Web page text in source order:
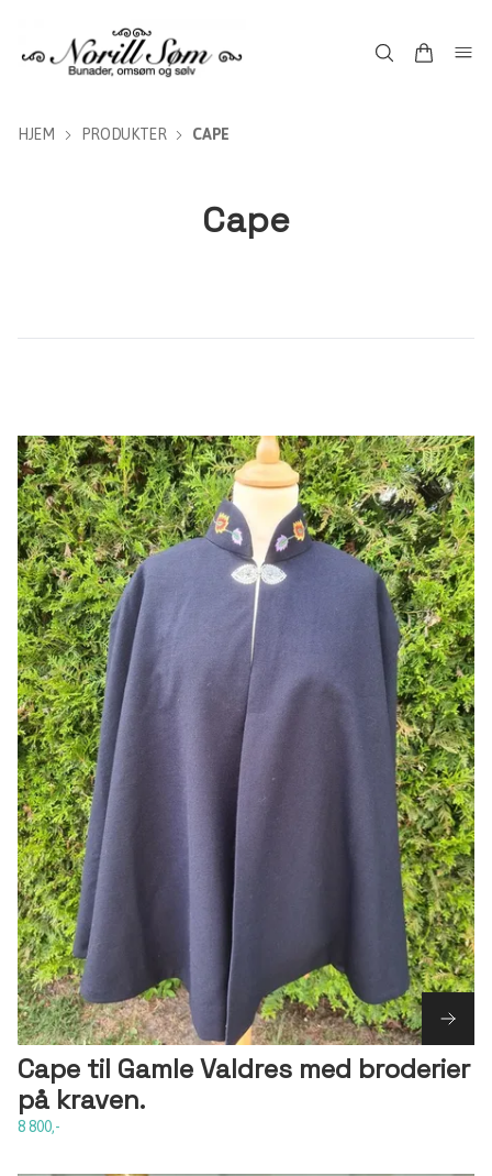
HJEM PRODUKTER CAPE
Cape
Cape til Gamle Valdres med broderier
på kraven.
8 800,-